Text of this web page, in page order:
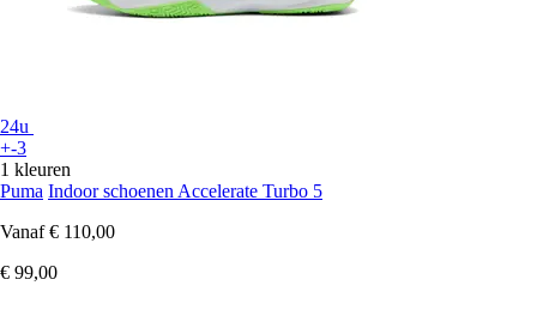
24u
+-3
1 kleuren
Puma Indoor schoenen Accelerate Turbo 5
Vanaf € 110,00
€ 99,00